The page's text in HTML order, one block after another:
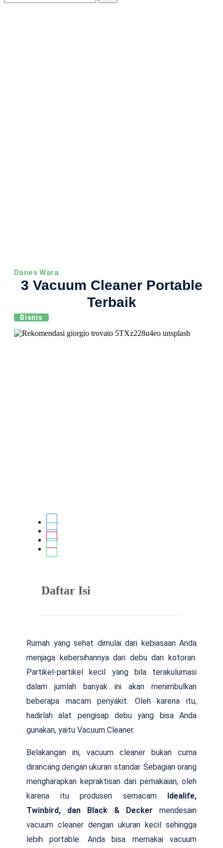
Danes Wara
3 Vacuum Cleaner Portable
Terbaik
Bisnis
Daftar Isi
Rumah yang sehat dimulai dari kebiasaan Anda
menjaga kebersihannya dari debu dan kotoran.
Partikel-partikel kecil yang bila terakulumasi
dalam jumlah banyak ini akan menimbulkan
beberapa macam penyakit. Oleh karena itu,
hadirlah alat pengisap debu yang bisa Anda
gunakan, yaitu Vacuum Cleaner.
Belakangan ini, vacuum cleaner bukan cuma
dirancang dengan ukuran standar. Sebagian orang
mengharapkan kepraktisan dari pemakaian, oleh
karena itu produsen semacam Idealife,
Twinbird, dan Black & Decker mendesain
vacuum cleaner dengan ukuran kecil sehingga
lebih portable. Anda bisa memakai vacuum